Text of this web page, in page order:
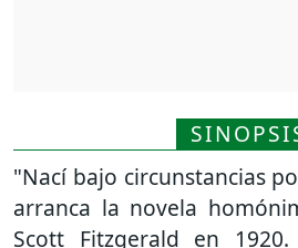
"Nací bajo circunstancias
arranca la novela
Scott Fitzgerald en